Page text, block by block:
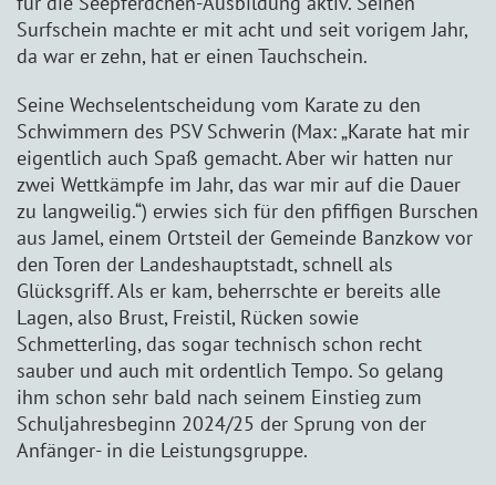
Surfschein machte er mit acht und seit vorigem Jahr,
da war er zehn, hat er einen Tauchschein.
Seine Wechselentscheidung vom Karate zu den
Schwimmern des PSV Schwerin (Max: „Karate hat mir
eigentlich auch Spaß gemacht. Aber wir hatten nur
zwei Wettkämpfe im Jahr, das war mir auf die Dauer
zu langweilig.“) erwies sich für den pfiffigen Burschen
aus Jamel, einem Ortsteil der Gemeinde Banzkow vor
den Toren der Landeshauptstadt, schnell als
Glücksgriff. Als er kam, beherrschte er bereits alle
Lagen, also Brust, Freistil, Rücken sowie
Schmetterling, das sogar technisch schon recht
sauber und auch mit ordentlich Tempo. So gelang
ihm schon sehr bald nach seinem Einstieg zum
Schuljahresbeginn 2024/25 der Sprung von der
Anfänger- in die Leistungsgruppe.